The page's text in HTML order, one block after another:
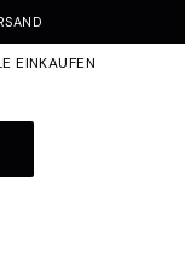
EINKAUFEN